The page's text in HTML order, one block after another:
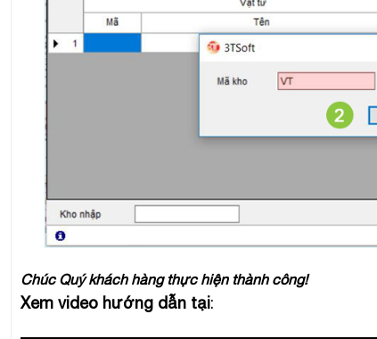
Chúc Quý khách hàng thực hiện thành công!
Xem video hướng dẫn tại: